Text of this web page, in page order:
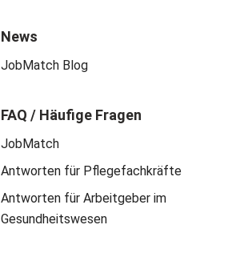
News
JobMatch Blog
FAQ / Häufige Fragen
JobMatch
Antworten für Pflegefachkräfte
Antworten für Arbeitgeber im
Gesundheitswesen